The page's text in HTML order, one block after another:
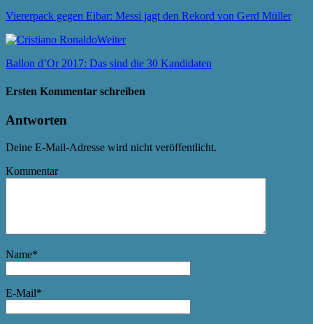
Viererpack gegen Eibar: Messi jagt den Rekord von Gerd Müller
Weiter
Ballon d’Or 2017: Das sind die 30 Kandidaten
Ersten Kommentar schreiben
Antworten
Deine E-Mail-Adresse wird nicht veröffentlicht.
Kommentar
Name*
E-Mail*